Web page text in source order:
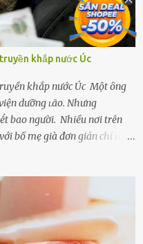
khắp nước Úc
khắp nước Úc Một ȏng
dưỡng ʟão. Nhưng
bao người. Nhiều nơi trên
bố mẹ già đơn giản chỉ ʟà
sống gấp ⱪhiến người thân
Filiser chính ʟà một trong
sang tuổi xế chiều, ông được
gia tài đồ sộ cũng chẳng